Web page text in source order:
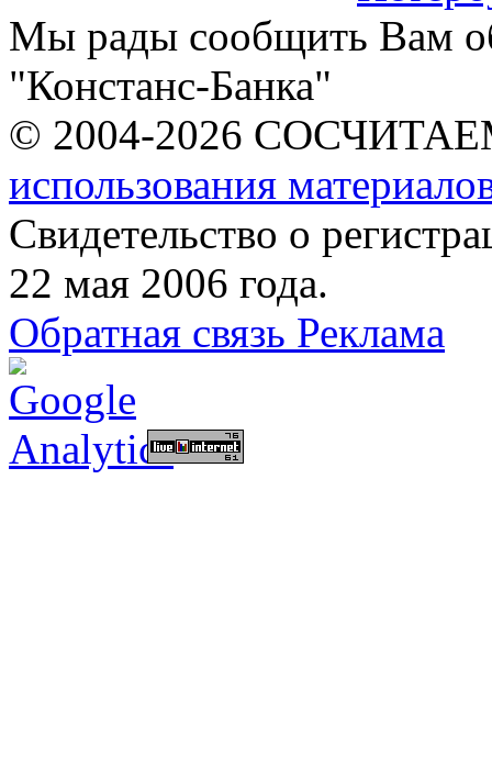
Мы рады сообщить Вам
"Констанс-Банка"
© 2004-2026
использования
Свидетельство о
22 мая 2006 года.
Обратная связь Реклама